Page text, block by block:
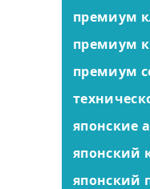
премиум
премиум
премиум
японские
японский
японский